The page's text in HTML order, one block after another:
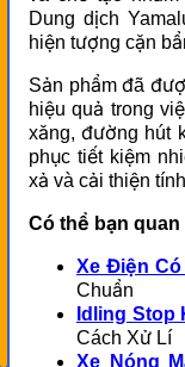
Dung dịch
hiện tượng cặn
Sản phẩm đã
hiệu quả trong
xăng, đường hút
phục tiết kiệm
xả và cải thiện
Có thể bạn quan
Xe Điện
Chuẩn
Idling Stop
Cách Xử Lí
Xe Nóng